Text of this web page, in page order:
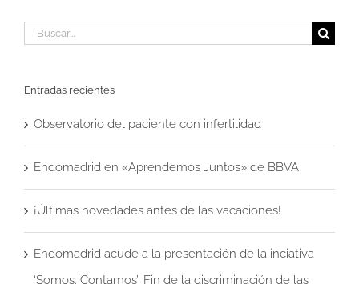
Buscar:
Entradas recientes
Observatorio del paciente con infertilidad
Endomadrid en «Aprendemos Juntos» de BBVA
¡Últimas novedades antes de las vacaciones!
Endomadrid acude a la presentación de la inciativa
‘Somos. Contamos’. Fin de la discriminación de las